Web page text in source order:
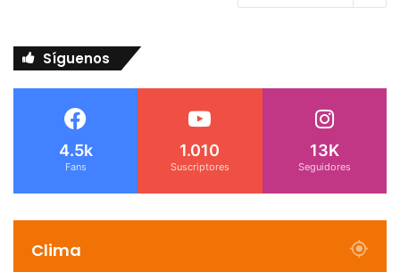
Síguenos
4.5k
Fans
1.010
Suscriptores
13K
Seguidores
Clima